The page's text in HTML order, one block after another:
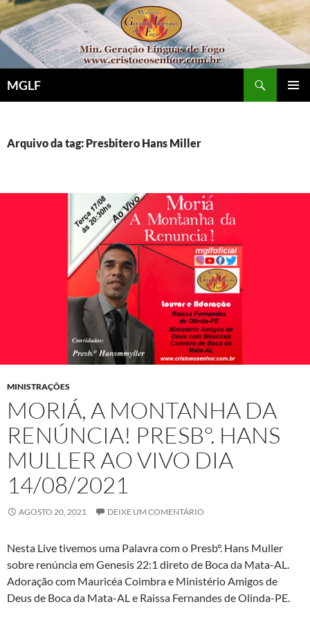
Pular
para
o
conteúdo
MGLF
Arquivo da tag: Presbitero Hans Miller
MINISTRAÇÕES
MORIÁ, A MONTANHA DA
RENÚNCIA! PRESB°. HANS
MULLER AO VIVO DIA
14/08/2021
AGOSTO 20, 2021 DEIXE UM COMENTÁRIO
Nesta Live tivemos uma Palavra com o Presb°. Hans Muller
sobre renúncia em Genesis 22:1 direto de Boca da Mata-AL.
Adoração com Mauricéa Coimbra e Ministério Amigos de
Deus de Boca da Mata-AL e Raissa Fernandes de Olinda-PE.